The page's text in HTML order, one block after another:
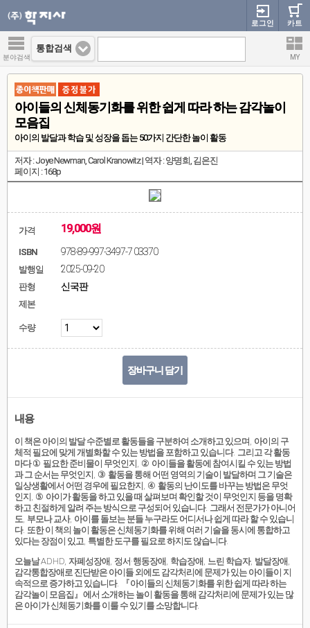
카트
로그인
분야검색 MY
통합검색
아이들의 신체동기화를 위한 쉽게 따라 하는 감각놀이
모음집
아이의 발달과 학습 및 성장을 돕는 50가지 간단한 놀이 활동
저자 : Joye Newman, Carol Kranowitz | 역자 : 양명희, 김은진
페이지 : 168p
가격
ISBN
발행일
판형
제본
수량
19,000원
978-89-997-3497-7 03370
2025-09-20
신국판
장바구니 담기
내용
이 책은 아이의 발달 수준별로 활동들을 구분하여 소개하고 있으며 아이의 구
체적 필요에 맞게 개별화할 수 있는 방법을 포함하고 있습니다. 그리고 각 활동
마다① 필요한 준비물이 무엇인지 ② 아이들을 활동에 참여시킬 수 있는 방법
과 그 순서는 무엇인지
③ 활동을 통해 어떤 영역의 기술이 발달하며 그 기술은
일상생활에서 어떤 경우에 필요한지
④ 활동의 난이도를 바꾸는 방법은 무엇
인지
⑤ 아이가 활동을 하고 있을 때 살펴보며 확인할 것이 무엇인지 등을 명확
하고 친절하게 알려 주는 방식으로 구성되어 있습니다. 그래서 전문가가 아니어
도 부모나 교사, 아이를 돌보는 분들 누구라도 어디서나 쉽게 따라 할 수 있습니
다. 또한 이 책의 놀이 활동은 신체동기화를 위해 여러 기술을 동시에 통합하고
있다는 장점이 있고 특별한 도구를 필요로 하지도 않습니다.
오늘날ADHD, 자폐성장애 정서 ·행동장애 학습장애 느린 학습자, 발달장애
감각통합장애로 진단받은 아이들 외에도 감각처리에 문제가 있는 아이들이 지
속적으로 증가하고 있습니다. 『아이들의 신체동기화를 위한 쉽게 따라 하는
감각놀이 모음집 』 에서 소개하는 놀이 활동을 통해 감각처리에 문제가 있는 많
은 아이가 신체동기화를 이룰 수 있기를 소망합니다.